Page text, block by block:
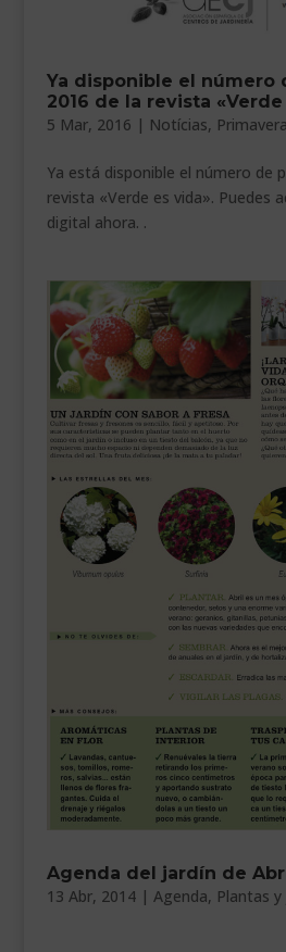
Ya disponible el número
2016 de la revista
5 Mar, 2016 | Notícias, Primavera
Ya está disponible el número de
revista «Verde es vida». Puedes
digital ahora. .
Agenda del jardín de
13 Abr, 2014| Agenda, Plantas